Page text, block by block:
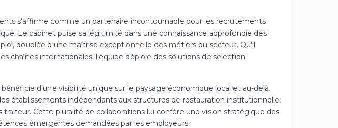
s'affirme comme un partenaire incontournable pour les recrutements
Le cabinet puise sa légitimité dans une connaissance approfondie des
doublée d'une maîtrise exceptionnelle des métiers du secteur. Qu'il
chaînes internationales, l'équipe déploie des solutions de sélection
d'une visibilité unique sur le paysage économique local et au-delà.
établissements indépendants aux structures de restauration institutionnelle,
traiteur. Cette pluralité de collaborations lui confère une vision stratégique des
émergentes demandées par les employeurs.